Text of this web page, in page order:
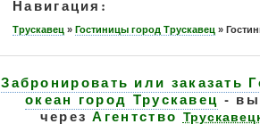
Навигация:
Трускавец » Гостиницы город Трускавец »
Забронировать или заказать
океан город Трускавец- вы
черезАгентство